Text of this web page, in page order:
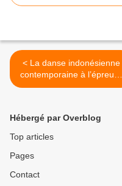
< La danse indonésienne
contemporaine à l’épreuve
des catégories : héritages
Hébergé par Overblog
Top articles
Pages
Contact